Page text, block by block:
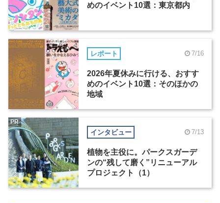
めのイベント10選：東京都内
レポート 7/16
2026年夏休みに行ける、おすす
めのイベント10選：そのほかの
地域
インタビュー 7/13
植物を主役に。パークスガーデ
ンの“残して磨く”リニューアル
プロジェクト（1）
PR